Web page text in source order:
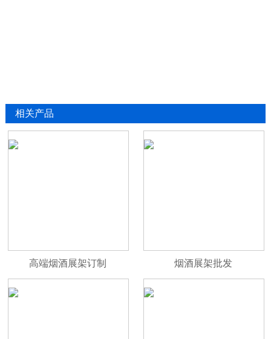
相关产品
高端烟酒展架订制 烟酒展架批发